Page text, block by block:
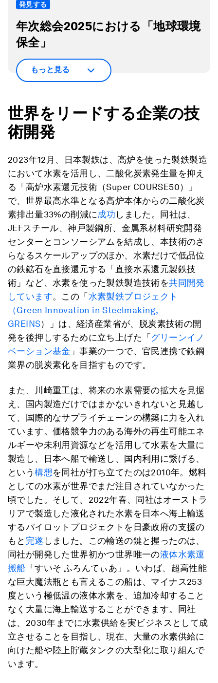
発見する
年次総会2025における「地球環境
保全」
もっと見る
世界をリードする企業の技
術開発
2023年12月、日本製鉄は、高炉を使った製鉄製造
において水素を活用し、二酸化炭素発生量を抑え
る「高炉水素還元技術（Super COURSE50）」
で、世界最高水準となる高炉本体からの二酸化炭
素排出量33%の削減に成功 しました。同社は、
JEFスチール、神戸製鋼所、金属系材料研究開発
センターとコンソーシアムを結成し、本技術のさ
らなるスケールアップのほか、水素だけで低品位
の鉄鉱石を直接還元する「直接水素還元製鉄技
術」など、水素を使った製鉄製造技術を共同開発
しています。この「水素製鉄プロジェクト
（Green Innovation in Steelmaking,
GREINS）」は、経済産業省が、脱炭素技術の開
発を後押しするために立ち上げた「グリーンイノ
ベーション基金 」事業の一つで、官民連携で鉄鋼
業界の脱炭素化を目指すものです。
また、川崎重工は、将来の水素需要の拡大を見据
え、国内製造だけではまかないきれないと見越し
て、国際的なサプライチェーンの構築に力を入れ
ています。価格競争力のある海外の再生可能エネ
ルギーや未利用資源などを活用して水素を大量に
製造し、日本へ船で輸送し、国内利用に繋げる、
という構想を同社が打ち立てたのは2010年。燃料
としての水素が世界でまだ注目されていなかった
頃でした。そして、2022年春、同社はオーストラ
リアで製造した液化された水素を日本へ海上輸送
するパイロットプロジェクトを日豪政府の支援の
もと 完遂 しました。この輸送の鍵と握ったのは、
同社が開発した世界初かつ世界唯一の液体水素運
搬船 「すいそ ふろんてぃあ」。いわば、超高性能
な巨大魔法瓶とも言えるこの船は、マイナス253
度という極低温の液体水素を、追加冷却すること
なく大量に海上輸送することができます。同社
は、2030年までに水素供給を実ビジネスとして成
立させることを目指し、現在、大量の水素供給に
向けた船や陸上貯蔵タンクの大型化に取り組んで
います。